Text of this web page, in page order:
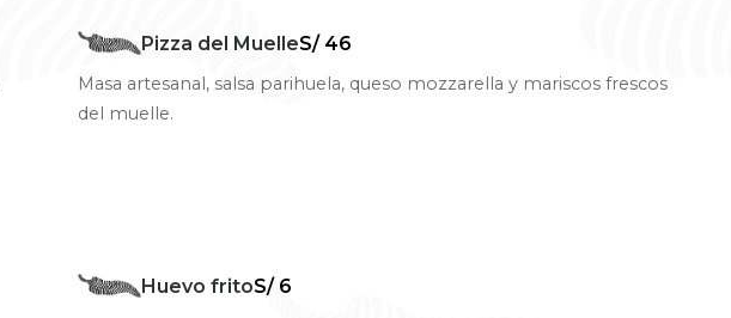
Pizza del MuelleS/ 46
Masa artesanal, salsa parihuela, queso mozzarella y mariscos frescos
del muelle.
Huevo fritoS/ 6